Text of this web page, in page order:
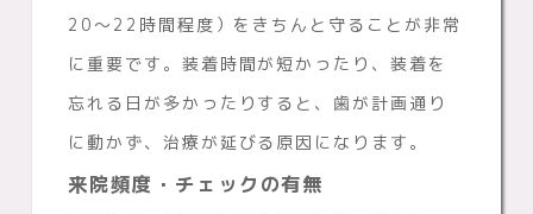
20〜22時間程度）をきちんと守ることが非常
に重要です。装着時間が短かったり、装着を
忘れる日が多かったりすると、歯が計画通り
に動かず、治療が延びる原因になります。
来院頻度・チェックの有無